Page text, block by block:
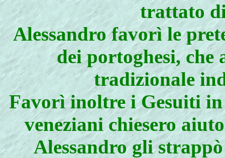
trattato
Alessandro favorì le
dei portoghesi,
tradizionale
Favorì inoltre i Gesuiti
veneziani chiesero
Alessandro gli